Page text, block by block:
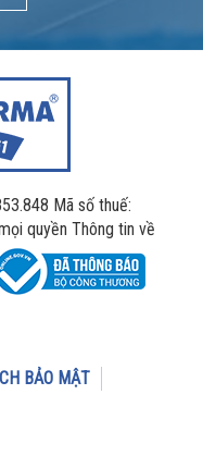
Mã số thuế:
quyền Thông tin về
BẢO MẬT